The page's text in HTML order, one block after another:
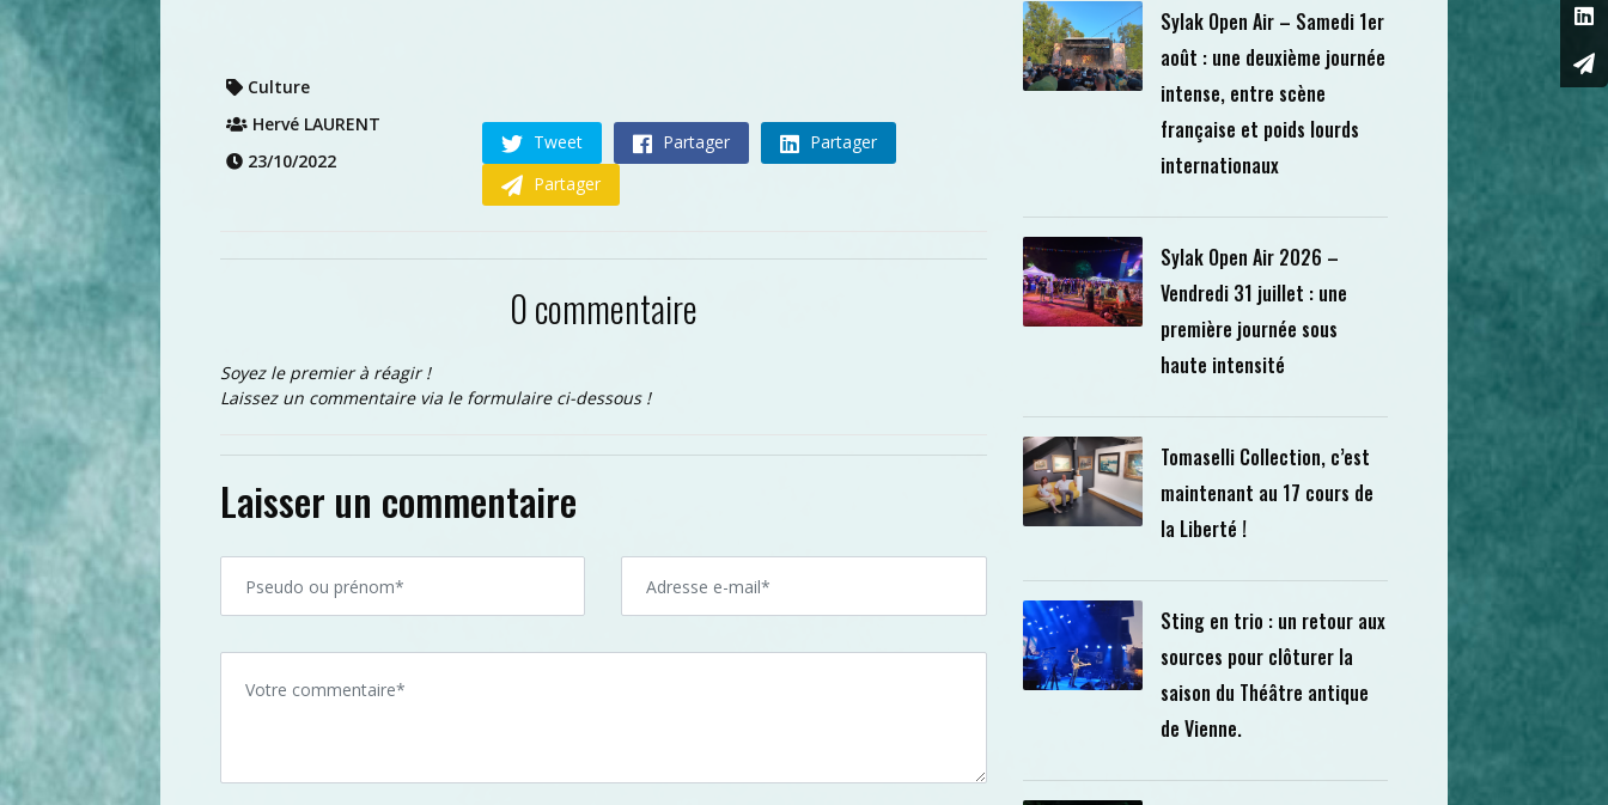
Culture
Hervé LAURENT
23/10/2022
Tweet Partager
Partager
Partager
0 commentaire
Soyez le premier à réagir !
Laissez un commentaire via le formulaire ci-dessous !
Laisser un commentaire
Sylak Open Air – Samedi 1er
août : une deuxième journée
intense, entre scène
française et poids lourds
internationaux
Sylak Open Air 2026 –
Vendredi 31 juillet : une
première journée sous
haute intensité
Tomaselli Collection, c’est
maintenant au 17 cours de
la Liberté !
Sting en trio : un retour aux
sources pour clôturer la
saison du Théâtre antique
de Vienne.